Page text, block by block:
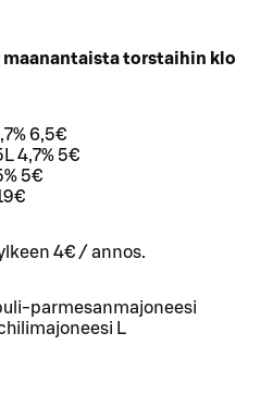
maanantaista torstaihin klo
6,5€
4,7% 5€
5€
4€ / annos.
parmesanmajoneesi
L